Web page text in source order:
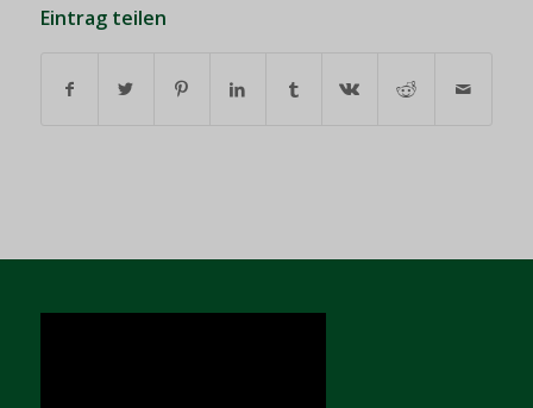
Eintrag teilen